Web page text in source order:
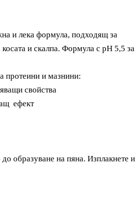
и лека формула, подходящ за
и скалпа. Формула с pH 5,5 за
протеини и мазнини:
свойства
ефект
образуване на пяна. Изплакнете и